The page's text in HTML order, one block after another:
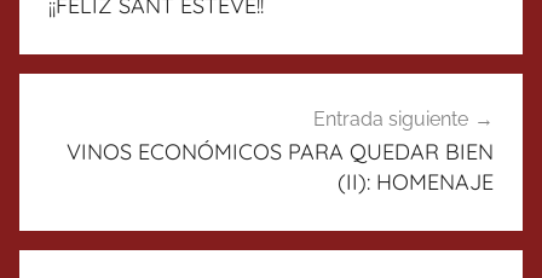
¡¡FELIZ SANT ESTEVE!!
Entrada siguiente
VINOS ECONÓMICOS PARA QUEDAR BIEN
(II): HOMENAJE